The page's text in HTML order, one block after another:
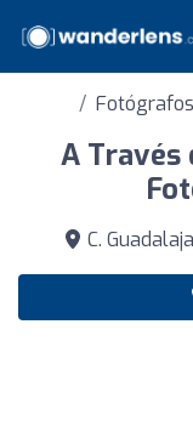
A Través
C.